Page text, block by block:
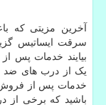
آخرین مزیتی که
سرقت ایساتیس
بیایند خدمات پس
یک از درب های ضد
خدمات پس از فروش
باشید که برخی از